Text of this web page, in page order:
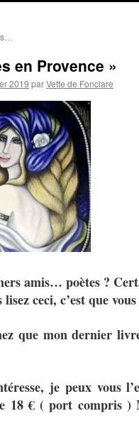
en Provence »
2019 parVette de Fonclare
amis… poètes ?
lisez ceci, c’est que
que mon dernier
je peux vous
18 € ( port compris )